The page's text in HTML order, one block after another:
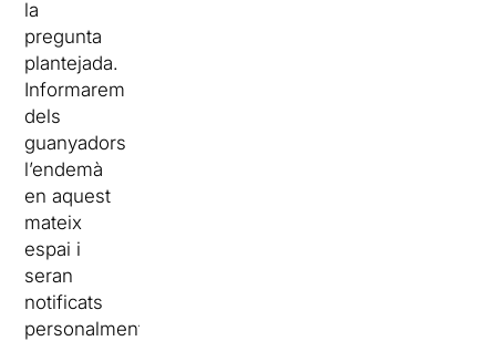
la
pregunta
plantejada.
Informarem
dels
guanyadors
l’endemà
en aquest
mateix
espai i
seran
notificats
personalment